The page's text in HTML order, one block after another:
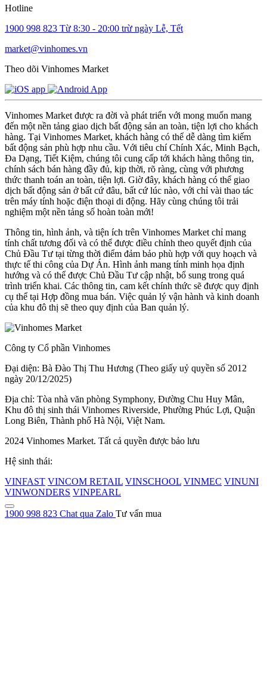
Hotline
1900 998 823 Từ 8:30 - 20:00 trừ ngày Lễ, Tết
market@vinhomes.vn
Theo dõi Vinhomes Market
Vinhomes Market được ra đời và phát triển với mong muốn mang
đến một nền tảng giao dịch bất động sản an toàn, tiện lợi cho khách
hàng. Tại Vinhomes Market, khách hàng có thể dễ dàng tìm kiếm
bất động sản phù hợp nhu cầu. Với tiêu chí Chính Xác, Minh Bạch,
Đa Dạng, Tiết Kiệm, chúng tôi cung cấp tới khách hàng thông tin,
chính sách bán hàng đầy đủ, kịp thời, rõ ràng, cùng với phương
thức thanh toán an toàn, tiện lợi. Giờ đây, khách hàng có thể giao
dịch bất động sản ở bất cứ đâu, bất cứ lúc nào, với chỉ vài thao tác
trên máy tính hoặc điện thoại di động. Hãy cùng chúng tôi trải
nghiệm một nền tảng số hoàn toàn mới!
Thông tin, hình ảnh, và tiện ích trên Vinhomes Market chỉ mang
tính chất tương đối và có thể được điều chỉnh theo quyết định của
Chủ Đầu Tư tại từng thời điểm đảm bảo phù hợp với quy hoạch và
thực tế thi công của Dự Án. Hình ảnh mang tính minh họa định
hướng và có thể được Chủ Đầu Tư cập nhật, bổ sung trong quá
trình triển khai. Các thông tin, cam kết chính thức sẽ được quy định
cụ thể tại Hợp đồng mua bán. Việc quản lý vận hành và kinh doanh
của khu đô thị sẽ theo quy định của Ban quản lý.
Công ty Cổ phần Vinhomes
Đại diện: Bà Đào Thị Thu Hương (Theo giấy uỷ quyền số 2012
ngày 20/12/2025)
Địa chỉ: Tòa nhà văn phòng Symphony, Đường Chu Huy Mân,
Khu đô thị sinh thái Vinhomes Riverside, Phường Phúc Lợi, Quận
Long Biên, Thành phố Hà Nội, Việt Nam.
2024 Vinhomes Market. Tất cả quyền được bảo lưu
Hệ sinh thái:
VINFAST VINCOM RETAIL VINSCHOOL VINMEC VINUNI
VINWONDERS VINPEARL
1900 998 823 Chat qua Zalo Tư vấn mua